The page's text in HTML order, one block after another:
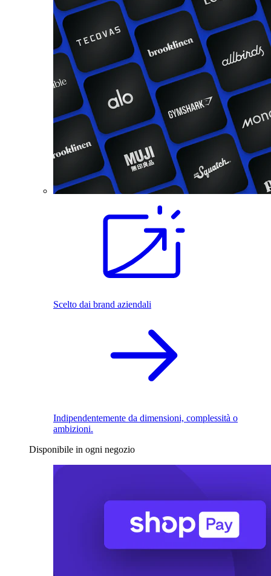
Scelto dai brand aziendali
Indipendentemente da dimensioni, complessità o
ambizioni.
Disponibile in ogni negozio